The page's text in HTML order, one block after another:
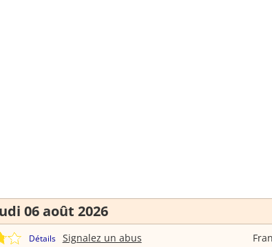
06 août 2026
Détails Signalez un abus